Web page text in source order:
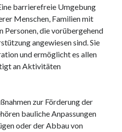
barrierefreie Umgebung
Menschen, Familien mit
Personen, die vorübergehend
angewiesen sind. Sie
und ermöglicht es allen
an Aktivitäten
zur Förderung der
bauliche Anpassungen
oder der Abbau von